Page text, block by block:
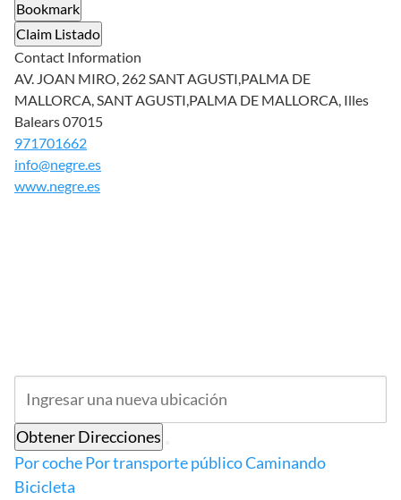
Bookmark
Claim Listado
Contact Information
AV. JOAN MIRO, 262 SANT AGUSTI,PALMA DE
MALLORCA, SANT AGUSTI,PALMA DE MALLORCA, Illes
Balears 07015
971701662
info@negre.es
www.negre.es
Obtener Direcciones
Por cochePor transporte públicoCaminando
Bicicleta